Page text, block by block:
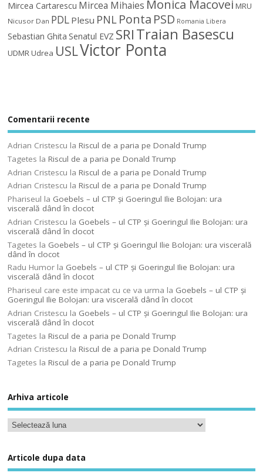
Mircea Cartarescu Mircea Mihaies Monica Macovei MRU
Nicusor Dan PDL Plesu PNL Ponta PSD Romania Libera
Sebastian Ghita Senatul EVZ SRITraian Basescu
UDMRUdrea USLVictor Ponta
Comentarii recente
Adrian Cristescu laRiscul de a paria pe Donald Trump
Tagetes laRiscul de a paria pe Donald Trump
Adrian Cristescu laRiscul de a paria pe Donald Trump
Adrian Cristescu laRiscul de a paria pe Donald Trump
Phariseul la Goebels – ul CTP şi Goeringul Ilie Bolojan: ura
viscerală dând în clocot
Adrian Cristescu la Goebels – ul CTP şi Goeringul Ilie Bolojan: ura
viscerală dând în clocot
Tagetes la Goebels – ul CTP şi Goeringul Ilie Bolojan: ura viscerală
dând în clocot
Radu Humor la Goebels – ul CTP şi Goeringul Ilie Bolojan: ura
viscerală dând în clocot
Phariseul care este impacat cu ce va urma la Goebels – ul CTP şi
Goeringul Ilie Bolojan: ura viscerală dând în clocot
Adrian Cristescu la Goebels – ul CTP şi Goeringul Ilie Bolojan: ura
viscerală dând în clocot
Tagetes laRiscul de a paria pe Donald Trump
Adrian Cristescu laRiscul de a paria pe Donald Trump
Tagetes laRiscul de a paria pe Donald Trump
Arhiva articole
Articole dupa data